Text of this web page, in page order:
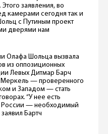
заявления, во
камерами сегодня так и
с Путиным проект
дверями нам
Олафа Шольца вызвала
из оппозиционных
Левых Дитмар Барч
Меркель — проверенного
и Западом — стать
“У нее есть
России — необходимый
Бартч